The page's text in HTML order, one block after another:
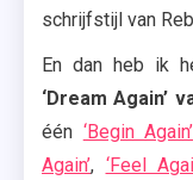
schrijfstijl van
En dan heb ik
‘Dream Again’
één ‘Begin Again’
Again’, ‘Feel